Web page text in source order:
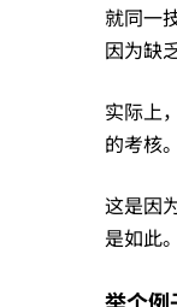
的
创
造
性
就同一
因为缺
实际上
的考核。
这是因
是如此。
举个例